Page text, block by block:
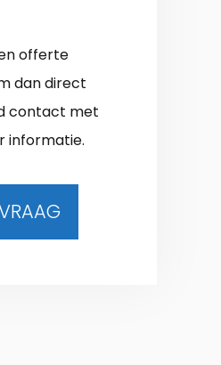
offerte
dan direct
contact met
informatie.